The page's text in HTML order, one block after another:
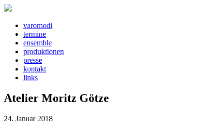
varomodi
termine
ensemble
produktionen
presse
kontakt
links
Atelier Moritz Götze
24. Januar 2018